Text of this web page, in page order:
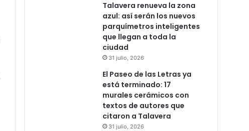
Talavera renueva la zona
azul: así serán los nuevos
parquímetros inteligentes
que llegan a toda la
ciudad
31 julio, 2026
El Paseo de las Letras ya
está terminado: 17
murales cerámicos con
textos de autores que
citaron a Talavera
31 julio, 2026